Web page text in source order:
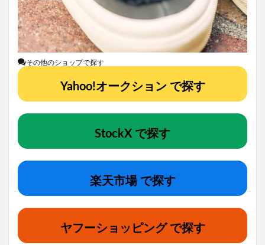
その他のショップで探す
Yahoo!オークション で探す
StockX で探す
楽天市場 で探す
ヤフーショッピング で探す